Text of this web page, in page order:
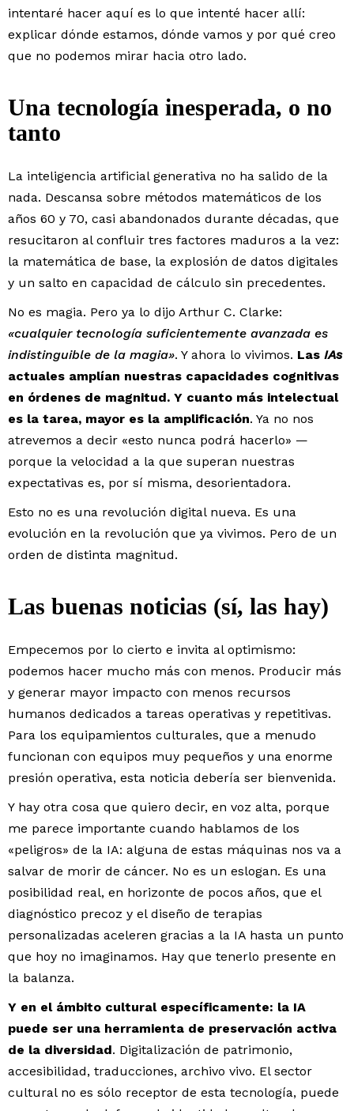
intentaré hacer aquí es lo que intenté hacer allí:
explicar dónde estamos, dónde vamos y por qué creo
que no podemos mirar hacia otro lado.
Una tecnología inesperada, o no
tanto
La inteligencia artificial generativa no ha salido de la
nada. Descansa sobre métodos matemáticos de los
años 60 y 70, casi abandonados durante décadas, que
resucitaron al confluir tres factores maduros a la vez:
la matemática de base, la explosión de datos digitales
y un salto en capacidad de cálculo sin precedentes.
No es magia. Pero ya lo dijo Arthur C. Clarke:
«cualquier tecnología suficientemente avanzada es
indistinguible de la magia». Y ahora lo vivimos. Las IAs
actuales amplían nuestras capacidades cognitivas
en órdenes de magnitud. Y cuanto más intelectual
es la tarea, mayor es la amplificación. Ya no nos
atrevemos a decir «esto nunca podrá hacerlo» —
porque la velocidad a la que superan nuestras
expectativas es, por sí misma, desorientadora.
Esto no es una revolución digital nueva. Es una
evolución en la revolución que ya vivimos. Pero de un
orden de distinta magnitud.
Las buenas noticias (sí, las hay)
Empecemos por lo cierto e invita al optimismo:
podemos hacer mucho más con menos. Producir más
y generar mayor impacto con menos recursos
humanos dedicados a tareas operativas y repetitivas.
Para los equipamientos culturales, que a menudo
funcionan con equipos muy pequeños y una enorme
presión operativa, esta noticia debería ser bienvenida.
Y hay otra cosa que quiero decir, en voz alta, porque
me parece importante cuando hablamos de los
«peligros» de la IA: alguna de estas máquinas nos va a
salvar de morir de cáncer. No es un eslogan. Es una
posibilidad real, en horizonte de pocos años, que el
diagnóstico precoz y el diseño de terapias
personalizadas aceleren gracias a la IA hasta un punto
que hoy no imaginamos. Hay que tenerlo presente en
la balanza.
Y en el ámbito cultural específicamente: la IA
puede ser una herramienta de preservación activa
de la diversidad. Digitalización de patrimonio,
accesibilidad, traducciones, archivo vivo. El sector
cultural no es sólo receptor de esta tecnología, puede